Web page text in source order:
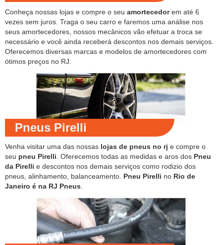
Conheça nossas lojas e compre o seu amortecedorem até 6
vezes sem juros. Traga o seu carro e faremos uma análise nos
seus amortecedores, nossos mecânicos vão efetuar a troca se
necessário e você ainda receberá descontos nos demais serviços.
Oferecemos diversas marcas e modelos de amortecedores com
ótimos preços no RJ.
Pneus Pirelli
Venha visitar uma das nossas lojas de pneus no rj e compre o
seu pneu Pirelli . Oferecemos todas as medidas e aros dos Pneu
da Pirelli e descontos nos demais serviços como rodizio dos
pneus, alinhamento, balanceamento. Pneu Pirelli no Rio de
Janeiro é na RJ Pneus